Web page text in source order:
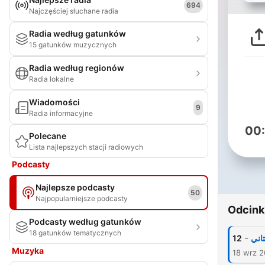
Najczęściej słuchane radia
694
Radia według gatunków
15 gatunków muzycznych
Radia według regionów
Radia lokalne
Wiadomości
Radia informacyjne
9
Polecane
Lista najlepszych stacji radiowych
Podcasty
Najlepsze podcasty
Najpopularniejsze podcasty
50
Podcasty według gatunków
18 gatunków tematycznych
Muzyka
12 -
18 wrz